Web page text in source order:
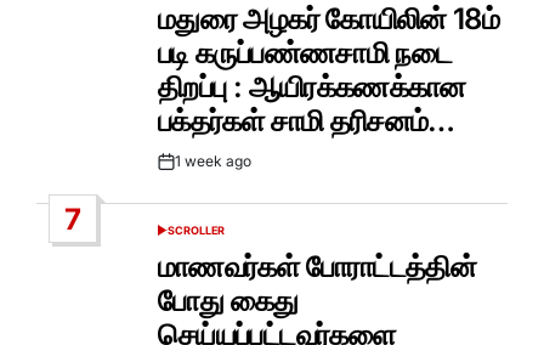
மதுரை அழகர் கோயிலின் 18ம்
படி கருப்பண்ணசாமி நடை
திறப்பு : ஆயிரக்கணக்கான
பக்தர்கள் சாமி தரிசனம்…
Post1 week ago
7
POSTED
SCROLLER
மாணவர்கள் போராட்டத்தின்
போது கைது
செய்யப்பட்டவர்களை